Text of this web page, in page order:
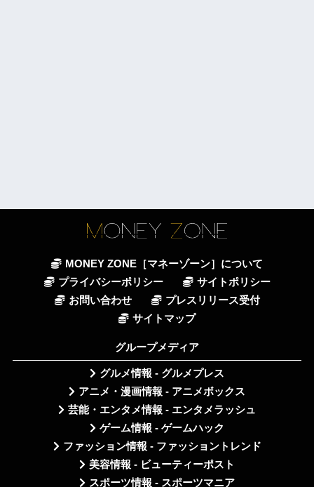
MONEY ZONE［マネーゾーン］について
プライバシーポリシー
サイトポリシー
お問い合わせ
プレスリリース受付
サイトマップ
グループメディア
グルメ情報 - グルメプレス
アニメ・漫画情報 - アニメボックス
芸能・エンタメ情報 - エンタメラッシュ
ゲーム情報 - ゲームハック
ファッション情報 - ファッショントレンド
美容情報 - ビューティーポスト
スポーツ情報 - スポーツマニア